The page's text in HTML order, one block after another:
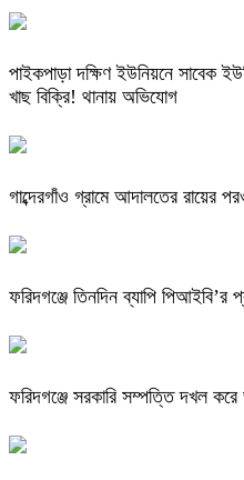
পাইকপাড়া দক্ষিণ ইউনিয়নে সাবেক
খাছ বিক্রি! থানায় অভিযোগ
গাব্দেরগাঁও গ্রামে আদালতের রায়ের
ফরিদগঞ্জে তিনদিন ব্যাপি পিআইবি’র
ফরিদগঞ্জে সরকারি সম্পত্তি দখল করে